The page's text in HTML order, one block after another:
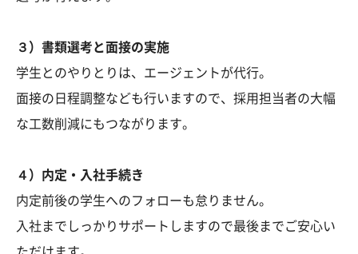
３）書類選考と面接の実施
学生とのやりとりは、エージェントが代行。
面接の日程調整なども行いますので、採用担当者の大幅
な工数削減にもつながります。
４）内定・入社手続き
内定前後の学生へのフォローも怠りません。
入社までしっかりサポートしますので最後までご安心い
ただけます。